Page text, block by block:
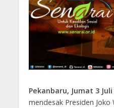
Pekanbaru, Jumat 3
mendesak Presiden